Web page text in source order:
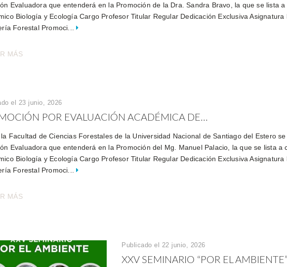
Evaluadora que entenderá en la Promoción de la Dra. Sandra Bravo, la que se lista
Biología y Ecología Cargo Profesor Titular Regular Dedicación Exclusiva
Forestal Promoci...
MÁS
el 23 junio, 2026
POR EVALUACIÓN ACADÉMICA DE...
la Facultad de Ciencias Forestales de la Universidad Nacional de Santiago del Estero
Evaluadora que entenderá en la Promoción del Mg. Manuel Palacio, la que se lista a
Biología y Ecología Cargo Profesor Titular Regular Dedicación Exclusiva
Forestal Promoci...
MÁS
Publicado el 22 junio, 2026
XXV SEMINARIO “POR EL AMBIENTE”